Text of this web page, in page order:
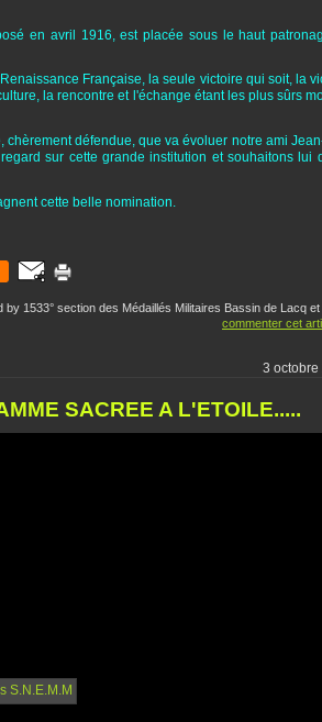
en avril 1916, est placée sous le haut
Française, la seule victoire qui soit, la
la rencontre et l'échange étant les plus sûrs
défendue, que va évoluer notre ami
sur cette grande institution et souhaitons lui
cette belle nomination.
by 1533° section des Médaillés Militaires Bassin de Lacq et
commenter cet
3 octobre
SACREE A L'ETOILE.....